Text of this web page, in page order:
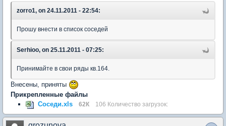
zorro1, on 24.11.2011 - 22:54:
Прошу внести в список соседей
Serhioo, on 25.11.2011 - 07:25:
Принимайте в свои ряды кв.164.
Внесены, приняты
Прикрепленные файлы
Соседи.xls
62К 106 Количество загрузок: